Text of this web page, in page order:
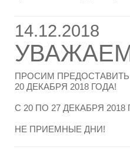
14.12.2018
ПРОСИМ
20 ДЕКАБРЯ 2018 ГОДА!
С 20 ПО 27 ДЕКАБРЯ
НЕ ПРИЕМНЫЕ ДНИ!